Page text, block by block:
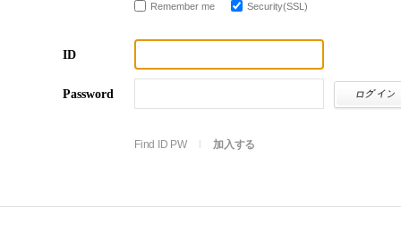
Remember me Security(SSL)
ID
Password
Find ID PW 加入する